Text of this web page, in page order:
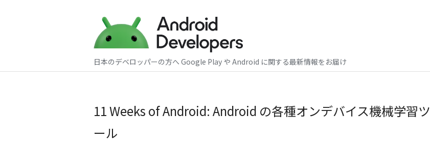
日本のデベロッパーの方へ Google Play や Android に関する最新情報をお届け
11 Weeks of Android: Android の各種オンデバイス機械学習ツ
ール